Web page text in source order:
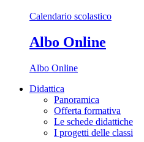
Calendario scolastico
Albo Online
Albo Online
Didattica
Panoramica
Offerta formativa
Le schede didattiche
I progetti delle classi